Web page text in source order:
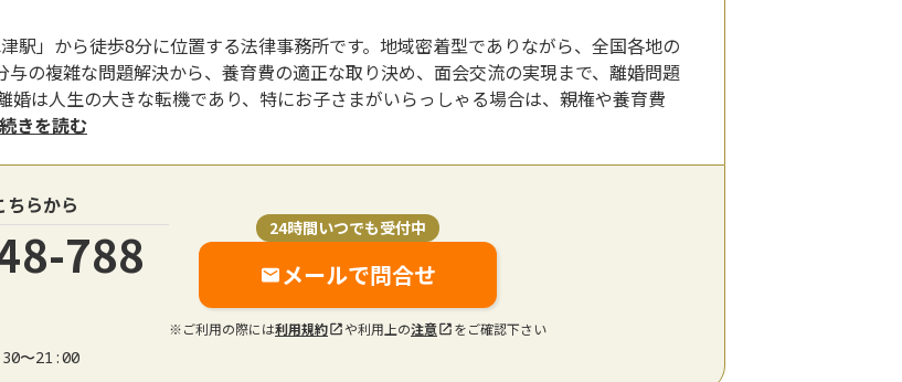
駅」から徒歩8分に位置する法律事務所です。地域密着型でありながら、全国各地の
の複雑な問題解決から、養育費の適正な取り決め、面会交流の実現まで、離婚問題
婚は人生の大きな転機であり、特にお子さまがいらっしゃる場合は、親権や養育費
きを読む
ちらから
788
〜21:00
24時間いつでも受付中
メールで問合せ
※ご利用の際には利用規約 や利用上の注意 をご確認下さい